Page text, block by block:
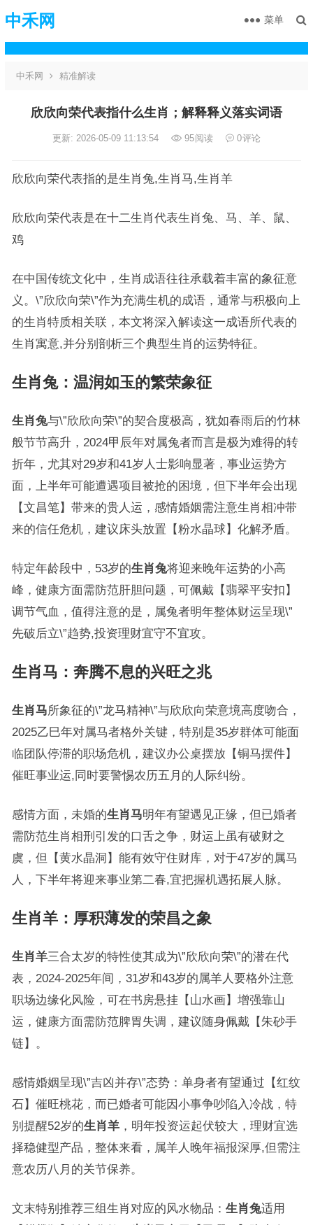
中禾网 菜单
中禾网 精准解读
欣欣向荣代表指什么生肖；解释释义落实词语
更新: 2026-05-09 11:13:54 95阅读 0评论
欣欣向荣代表指的是生肖兔,生肖马,生肖羊
欣欣向荣代表是在十二生肖代表生肖兔、马、羊、鼠、
鸡
在中国传统文化中，生肖成语往往承载着丰富的象征意
义。\”欣欣向荣\”作为充满生机的成语，通常与积极向上
的生肖特质相关联，本文将深入解读这一成语所代表的
生肖寓意,并分别剖析三个典型生肖的运势特征。
生肖兔：温润如玉的繁荣象征
生肖兔与\”欣欣向荣\”的契合度极高，犹如春雨后的竹林
般节节高升，2024甲辰年对属兔者而言是极为难得的转
折年，尤其对29岁和41岁人士影响显著，事业运势方
面，上半年可能遭遇项目被抢的困境，但下半年会出现
【文昌笔】带来的贵人运，感情婚姻需注意生肖相冲带
来的信任危机，建议床头放置【粉水晶球】化解矛盾。
特定年龄段中，53岁的生肖兔将迎来晚年运势的小高
峰，健康方面需防范肝胆问题，可佩戴【翡翠平安扣】
调节气血，值得注意的是，属兔者明年整体财运呈现\”
先破后立\”趋势,投资理财宜守不宜攻。
生肖马：奔腾不息的兴旺之兆
生肖马所象征的\”龙马精神\”与欣欣向荣意境高度吻合，
2025乙巳年对属马者格外关键，特别是35岁群体可能面
临团队停滞的职场危机，建议办公桌摆放【铜马摆件】
催旺事业运,同时要警惕农历五月的人际纠纷。
感情方面，未婚的生肖马明年有望遇见正缘，但已婚者
需防范生肖相刑引发的口舌之争，财运上虽有破财之
虞，但【黄水晶洞】能有效守住财库，对于47岁的属马
人，下半年将迎来事业第二春,宜把握机遇拓展人脉。
生肖羊：厚积薄发的荣昌之象
生肖羊三合太岁的特性使其成为\”欣欣向荣\”的潜在代
表，2024-2025年间，31岁和43岁的属羊人要格外注意
职场边缘化风险，可在书房悬挂【山水画】增强靠山
运，健康方面需防范脾胃失调，建议随身佩戴【朱砂手
链】。
感情婚姻呈现\”吉凶并存\”态势：单身者有望通过【红纹
石】催旺桃花，而已婚者可能因小事争吵陷入冷战，特
别提醒52岁的生肖羊，明年投资运起伏较大，理财宜选
择稳健型产品，整体来看，属羊人晚年福报深厚,但需注
意农历八月的关节保养。
文末特别推荐三组生肖对应的风水物品： 生肖兔适用